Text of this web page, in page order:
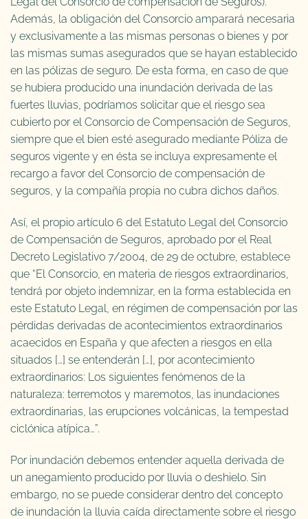
Además, la obligación del Consorcio amparará necesaria
y exclusivamente a las mismas personas o bienes y por
las mismas sumas asegurados que se hayan establecido
en las pólizas de seguro. De esta forma, en caso de que
se hubiera producido una inundación derivada de las
fuertes lluvias, podríamos solicitar que el riesgo sea
cubierto por el Consorcio de Compensación de Seguros,
siempre que el bien esté asegurado mediante Póliza de
seguros vigente y en ésta se incluya expresamente el
recargo a favor del Consorcio de compensación de
seguros, y la compañía propia no cubra dichos daños.
Así, el propio artículo 6 del Estatuto Legal del Consorcio
de Compensación de Seguros, aprobado por el Real
Decreto Legislativo 7/2004, de 29 de octubre, establece
que “El Consorcio, en materia de riesgos extraordinarios,
tendrá por objeto indemnizar, en la forma establecida en
este Estatuto Legal, en régimen de compensación por las
pérdidas derivadas de acontecimientos extraordinarios
acaecidos en España y que afecten a riesgos en ella
situados […] se entenderán […], por acontecimiento
extraordinarios: Los siguientes fenómenos de la
naturaleza: terremotos y maremotos, las inundaciones
extraordinarias, las erupciones volcánicas, la tempestad
ciclónica atípica…”.
Por inundación debemos entender aquella derivada de
un anegamiento producido por lluvia o deshielo. Sin
embargo, no se puede considerar dentro del concepto
de inundación la lluvia caída directamente sobre el riesgo